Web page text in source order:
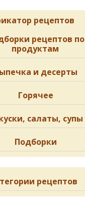
рецептов
рецептов по
продуктам
и десерты
Горячее
салаты, супы
Подборки
рецептов